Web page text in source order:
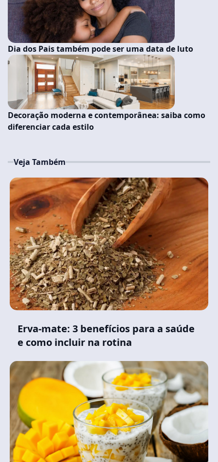
Dia dos Pais também pode ser uma data de luto
Decoração moderna e contemporânea: saiba como
diferenciar cada estilo
Veja Também
Erva-mate: 3 benefícios para a saúde
e como incluir na rotina